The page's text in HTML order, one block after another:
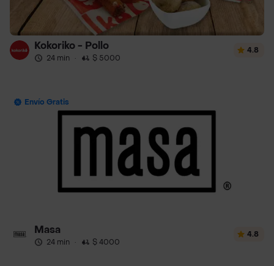
Kokoriko - Pollo
24 min · $ 5000
4.8
Envío Gratis
Masa
24 min · $ 4000
4.8